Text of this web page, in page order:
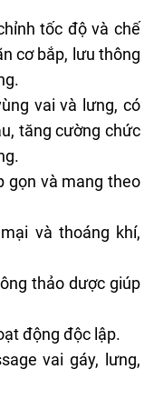
tốc độ và chế
cơ bắp, lưu thông
vai và lưng, có
tăng cường chức
gọn và mang theo
và thoáng khí,
thảo dược giúp
động độc lập.
vai gáy, lưng,